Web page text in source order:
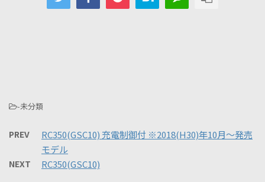
-未分類
PREV
RC350(GSC10) 充電制御付 ※2018(H30)年10月～発売
モデル
NEXT RC350(GSC10)